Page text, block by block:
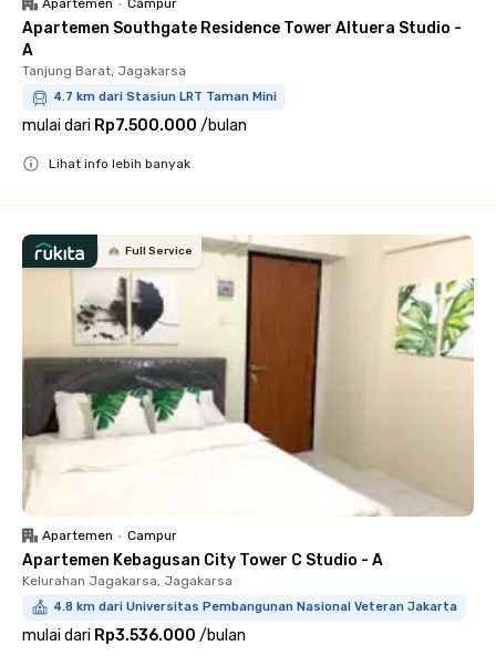
Apartemen • Campur
Apartemen Southgate Residence Tower Altuera Studio -
A
Tanjung Barat, Jagakarsa
4.7 km dari Stasiun LRT Taman Mini
mulai dari Rp7.500.000 /bulan
Lihat info lebih banyak
Full Service
Apartemen • Campur
Apartemen Kebagusan City Tower C Studio - A
Kelurahan Jagakarsa, Jagakarsa
4.8 km dari Universitas Pembangunan Nasional Veteran Jakarta
mulai dari Rp3.536.000 /bulan